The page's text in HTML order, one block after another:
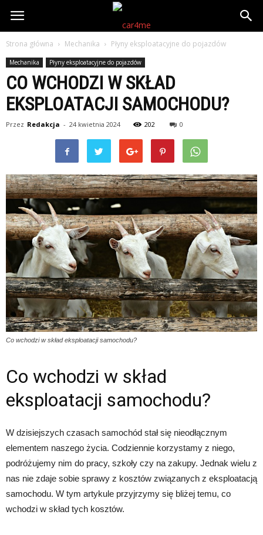
Strona główna Mechanika Płyny eksploatacyjne do pojazdów
Mechanika Płyny eksploatacyjne do pojazdów
CO WCHODZI W SKŁAD
EKSPLOATACJI SAMOCHODU?
Przez Redakcja - 24 kwietnia 2024 202 0
Co wchodzi w skład eksploatacji samochodu?
Co wchodzi w skład
eksploatacji samochodu?
W dzisiejszych czasach samochód stał się nieodłącznym
elementem naszego życia. Codziennie korzystamy z niego,
podróżujemy nim do pracy, szkoły czy na zakupy. Jednak wielu z
nas nie zdaje sobie sprawy z kosztów związanych z eksploatacją
samochodu. W tym artykule przyjrzymy się bliżej temu, co
wchodzi w skład tych kosztów.